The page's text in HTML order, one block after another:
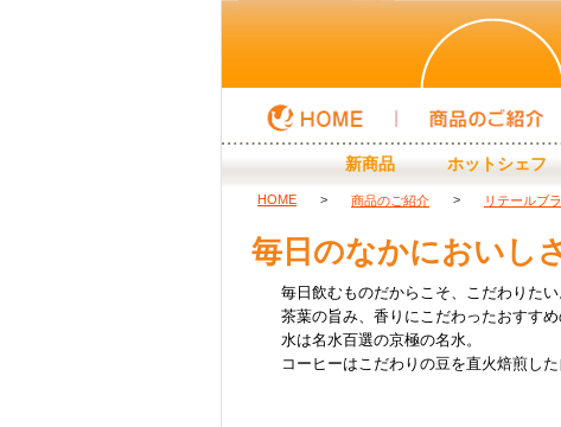
新商品 ホットシェフ
HOME > 商品のご紹介 > リテールブ
毎日のなかにおいし
毎日飲むものだからこそ、こだわりたい
茶葉の旨み、香りにこだわったおすすめ
水は名水百選の京極の名水。
コーヒーはこだわりの豆を直火焙煎した